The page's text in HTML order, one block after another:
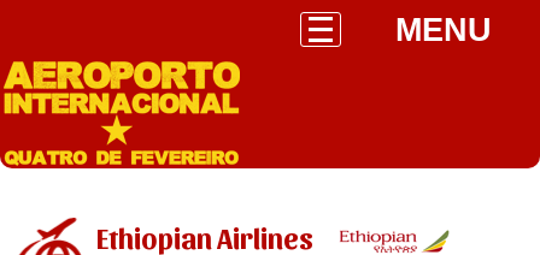
MENU
Ethiopian Airlines